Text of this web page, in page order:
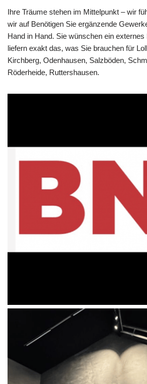
Ihre Träume stehen im Mittelpunkt – wir
wir auf Benötigen Sie ergänzende
Hand in Hand. Sie wünschen ein
liefern exakt das, was Sie brauchen für
Kirchberg, Odenhausen, Salzböden,
Röderheide, Ruttershausen.